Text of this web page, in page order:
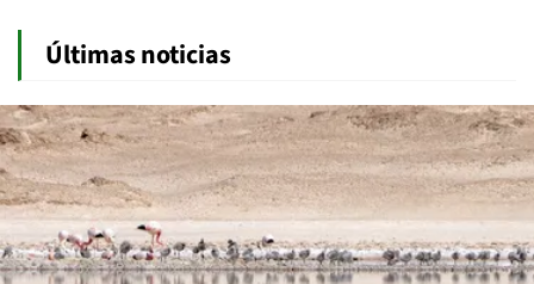
Últimas noticias